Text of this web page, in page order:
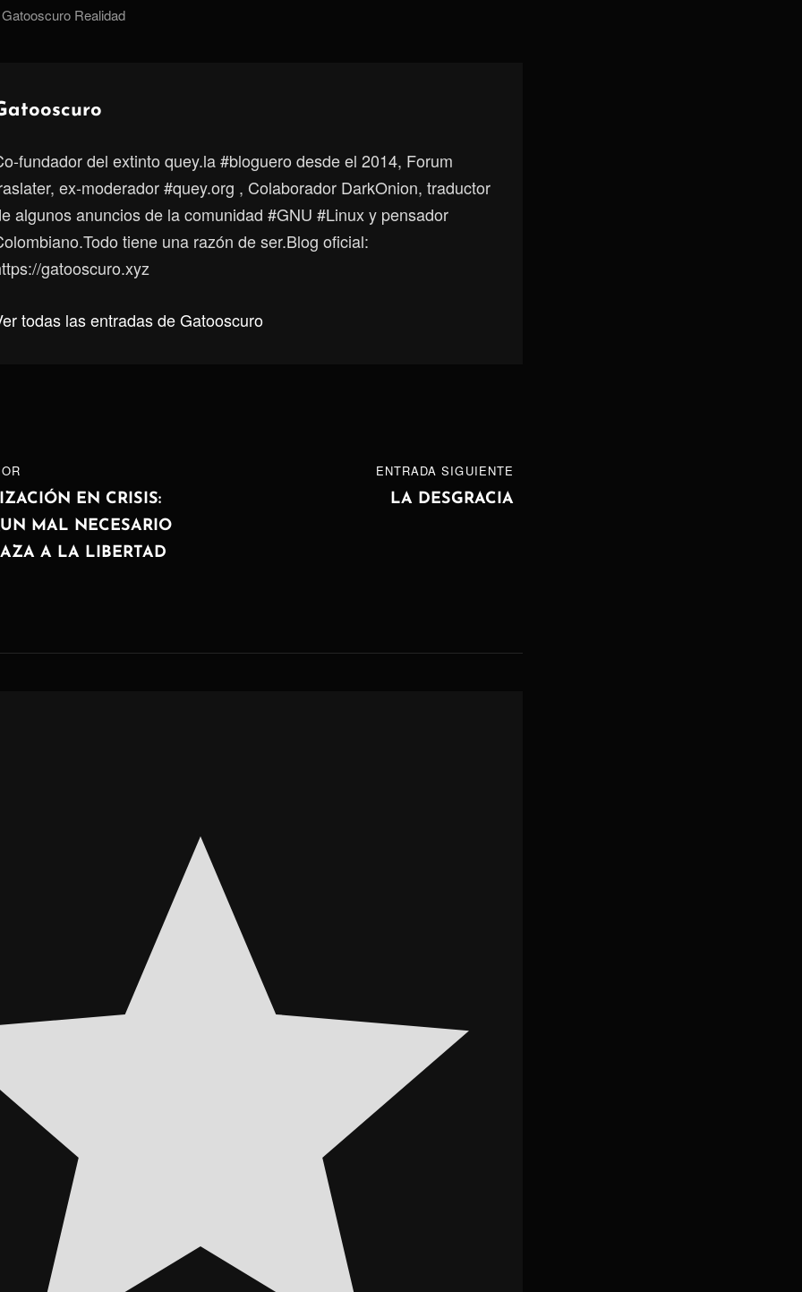
Gatooscuro Realidad
fundador del extinto quey.la #bloguero desde el 2014, Forum
ex-moderador #quey.org , Colaborador DarkOnion, traductor
algunos anuncios de la comunidad #GNU #Linux y pensador
tiene una razón de ser.Blog oficial:
gatooscuro.xyz
todas las entradas de Gatooscuro
EN CRISIS:
MAL NECESARIO
A LA LIBERTAD
ENTRADA SIGUIENTE
LA DESGRACIA